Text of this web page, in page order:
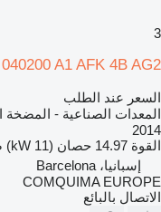
3
A1 AFK 4B AG2
السعر عند الطلب
المعدات الصناعية - المضخة
2014
القوة 14.97 حصان (11 kW)
إسبانيا، Barcelona
COMQUIMA EUROPE
الاتصال بالبائع